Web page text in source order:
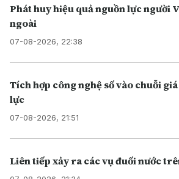
Phát huy hiệu quả nguồn lực người
ngoài
07-08-2026, 22:38
Tích hợp công nghệ số vào chuỗi
lực
07-08-2026, 21:51
Liên tiếp xảy ra các vụ đuối nước